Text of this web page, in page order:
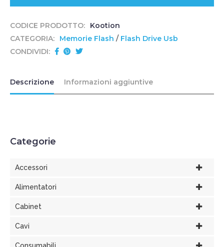
CODICE PRODOTTO:
Kootion
CATEGORIA:
Memorie Flash / Flash Drive Usb
CONDIVIDI:
Descrizione Informazioni aggiuntive
Categorie
Accessori
Alimentatori
Cabinet
Cavi